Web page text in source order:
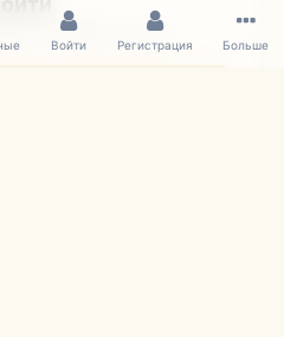
Войдите здесь.
Войти Регистрация Больше